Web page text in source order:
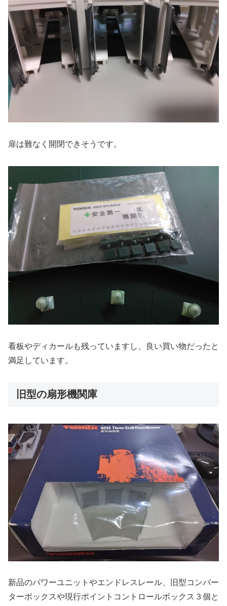
扉は難なく開閉できそうです。
看板やディカールも残っていますし、良い買い物だったと
満足しています。
旧型の扇形機関庫
新品のパワーユニットやエンドレスレール、旧型コンバー
ターボックスや現行ポイントコントロールボックス３個と